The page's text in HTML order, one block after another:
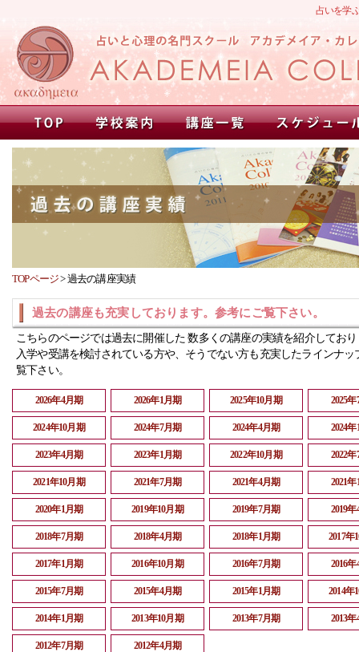
占いを学
TOPページ>過去の講座実績
過去の講座も充実しております。参考にご覧下さい。
こちらのページでは過去に開催した 数多くの講座の実績を紹介してお
入学や受講を検討されている方や、そうでない方も充実したラインナッ
覧下さい。
2026年4月期 2026年1月期 2025年10月期 2025
2024年10月期 2024年7月期 2024年4月期 2024
2023年4月期 2023年1月期 2022年10月期 2022
2021年10月期 2021年7月期 2021年4月期 2021
2020年1月期 2019年10月期 2019年7月期 2019
2018年7月期 2018年4月期 2018年1月期 2017年
2017年1月期 2016年10月期 2016年7月期 2016
2015年7月期 2015年4月期 2015年1月期 2014年
2014年1月期 2013年10月期 2013年7月期 2013
2012年7月期 2012年4月期